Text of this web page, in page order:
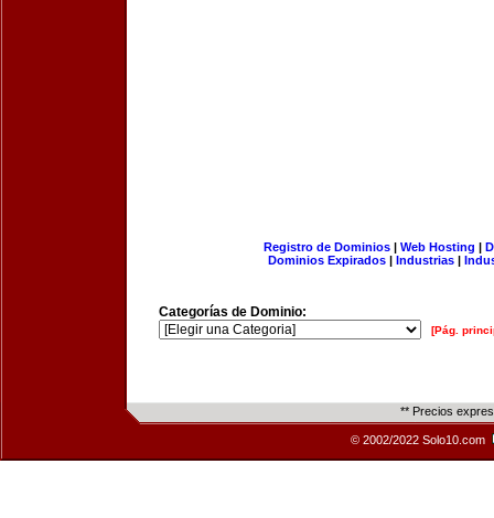
Registro de Dominios| Web Hosting |
Dominios Expirados | Industrias |
Categorías de Dominio:
[Pág.
** Precios
© 2002/2022 Solo10.com